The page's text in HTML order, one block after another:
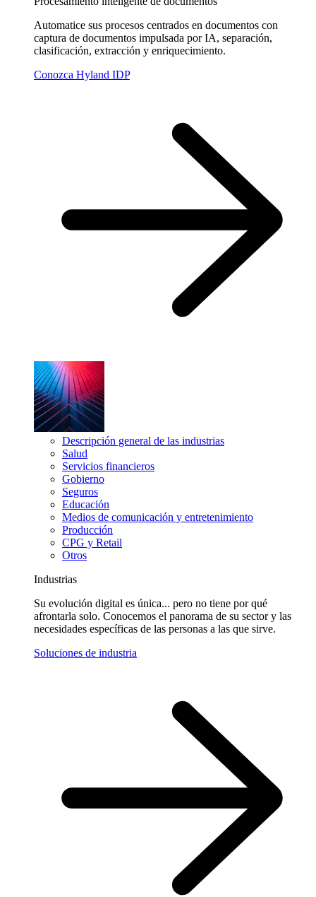
Automatice sus procesos centrados en documentos con
captura de documentos impulsada por IA, separación,
clasificación, extracción y enriquecimiento.
Conozca Hyland IDP
Descripción general de las industrias
Salud
Servicios financieros
Gobierno
Seguros
Educación
Medios de comunicación y entretenimiento
Producción
CPG y Retail
Otros
Industrias
Su evolución digital es única... pero no tiene por qué
afrontarla solo. Conocemos el panorama de su sector y las
necesidades específicas de las personas a las que sirve.
Soluciones de industria